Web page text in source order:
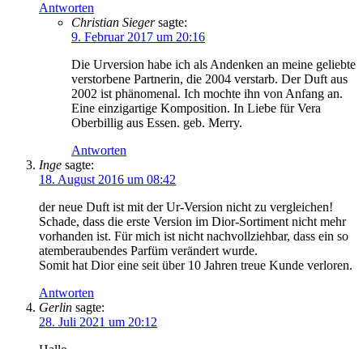
Antworten
Christian Sieger sagte:
9. Februar 2017 um 20:16
Die Urversion habe ich als Andenken an meine geliebte
verstorbene Partnerin, die 2004 verstarb. Der Duft aus
2002 ist phänomenal. Ich mochte ihn von Anfang an.
Eine einzigartige Komposition. In Liebe für Vera
Oberbillig aus Essen. geb. Merry.
Antworten
Inge sagte:
18. August 2016 um 08:42
der neue Duft ist mit der Ur-Version nicht zu vergleichen!
Schade, dass die erste Version im Dior-Sortiment nicht mehr
vorhanden ist. Für mich ist nicht nachvollziehbar, dass ein so
atemberaubendes Parfüm verändert wurde.
Somit hat Dior eine seit über 10 Jahren treue Kunde verloren.
Antworten
Gerlin sagte:
28. Juli 2021 um 20:12